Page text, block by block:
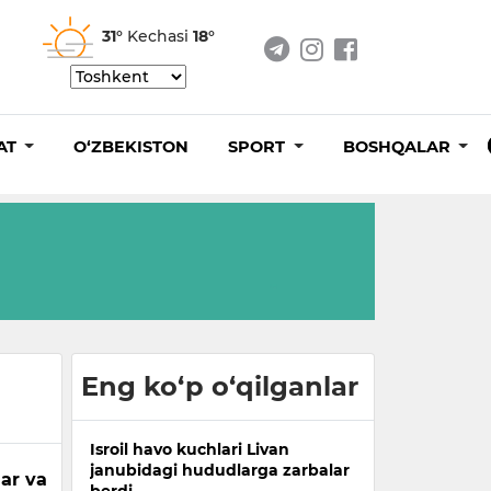
31° Kechasi 18°
O‘ZBEKISTON SPORT BOSHQALAR
va
Eng ko‘p o‘qilganlar
Isroil havo kuchlari Livan
janubidagi hududlarga zarbalar